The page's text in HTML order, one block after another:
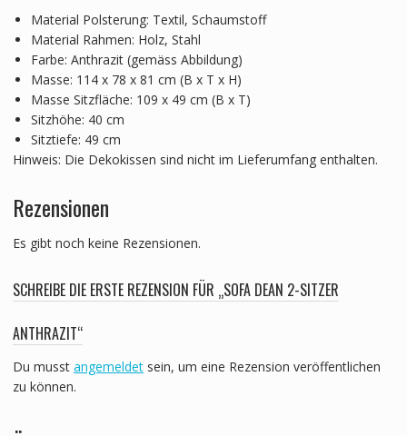
Material Polsterung: Textil, Schaumstoff
Material Rahmen: Holz, Stahl
Farbe: Anthrazit (gemäss Abbildung)
Masse: 114 x 78 x 81 cm (B x T x H)
Masse Sitzfläche: 109 x 49 cm (B x T)
Sitzhöhe: 40 cm
Sitztiefe: 49 cm
Hinweis: Die Dekokissen sind nicht im Lieferumfang enthalten.
Rezensionen
Es gibt noch keine Rezensionen.
SCHREIBE DIE ERSTE REZENSION FÜR „SOFA DEAN 2-SITZER
ANTHRAZIT“
Du musst angemeldetsein, um eine Rezension veröffentlichen
zu können.